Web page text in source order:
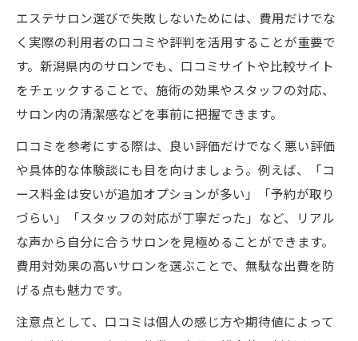
エステサロン選びで失敗しないためには、費用だけでな
く実際の利用者の口コミや評判を活用することが重要で
す。新潟県内のサロンでも、口コミサイトや比較サイト
をチェックすることで、施術の効果やスタッフの対応、
サロン内の清潔感などを事前に把握できます。
口コミを参考にする際は、良い評価だけでなく悪い評価
や具体的な体験談にも目を向けましょう。例えば、「コ
ース料金は安いが追加オプションが多い」「予約が取り
づらい」「スタッフの対応が丁寧だった」など、リアル
な声から自分に合うサロンを見極めることができます。
費用対効果の高いサロンを選ぶことで、無駄な出費を防
げる点も魅力です。
注意点として、口コミは個人の感じ方や期待値によって